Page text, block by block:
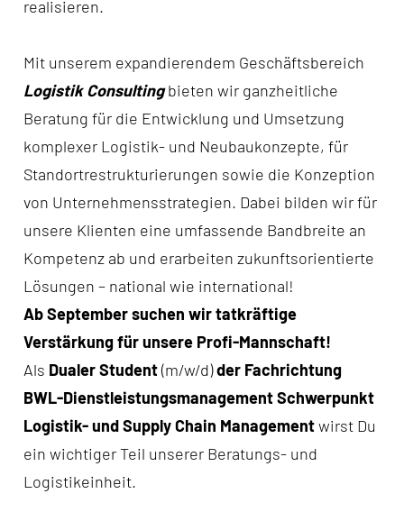
realisieren.
Mit unserem expandierendem Geschäftsbereich
Logistik Consultingbieten wir ganzheitliche
Beratung für die Entwicklung und Umsetzung
komplexer Logistik- und Neubaukonzepte, für
Standortrestrukturierungen sowie die Konzeption
von Unternehmensstrategien. Dabei bilden wir für
unsere Klienten eine umfassende Bandbreite an
Kompetenz ab und erarbeiten zukunftsorientierte
Lösungen – national wie international!
Ab September suchen wir tatkräftige
Verstärkung für unsere Profi-Mannschaft!
Als Dualer Student(m/w/d)der Fachrichtung
BWL-Dienstleistungsmanagement Schwerpunkt
Logistik- und Supply Chain Managementwirst Du
ein wichtiger Teil unserer Beratungs- und
Logistikeinheit.